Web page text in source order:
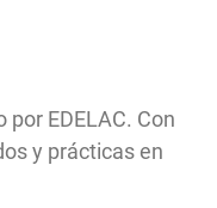
EDELAC. Con
y prácticas en